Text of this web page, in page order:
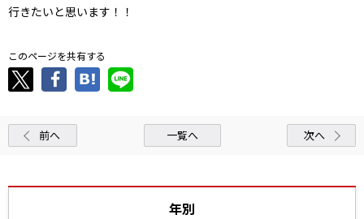
行きたいと思います！！
このページを共有する
前へ 一覧へ 次へ
年別